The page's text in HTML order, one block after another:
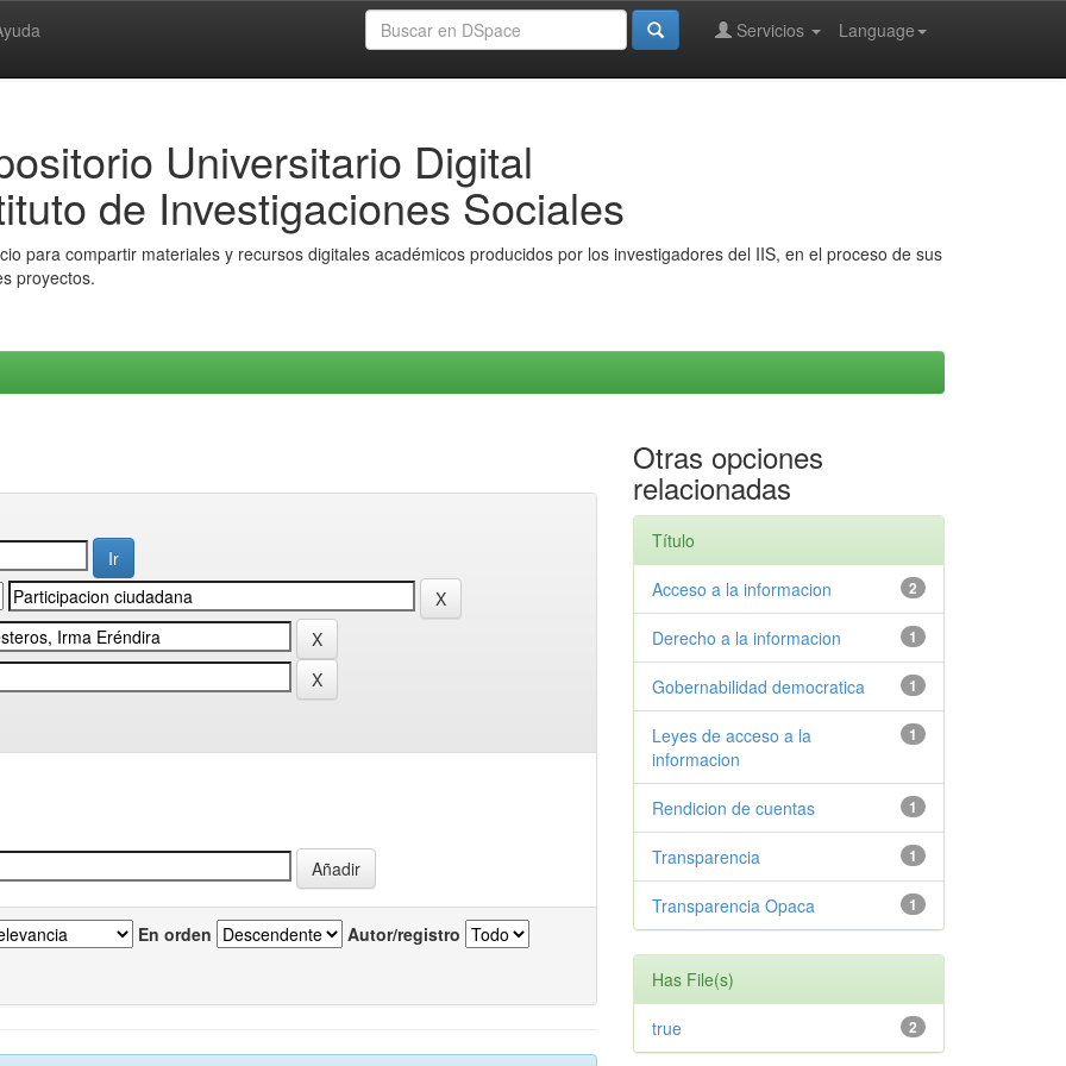
Language
Servicios
Universitario Digital
de Investigaciones Sociales
para compartir materiales y recursos digitales académicos producidos por los investigadores del IIS, en el proceso de sus
proyectos.
En orden Autor/registro
Otras opciones
relacionadas
Título
2
Acceso a la informacion
1
Derecho a la informacion
1
Gobernabilidad democratica
1
Leyes de acceso a la
informacion
1
Rendicion de cuentas
1
Transparencia
1
Transparencia Opaca
Has File(s)
2
true